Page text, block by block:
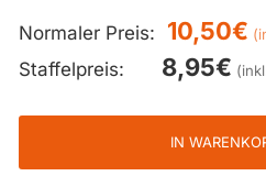
Normaler Preis: 10,50€
Staffelpreis: 8,95€
IN